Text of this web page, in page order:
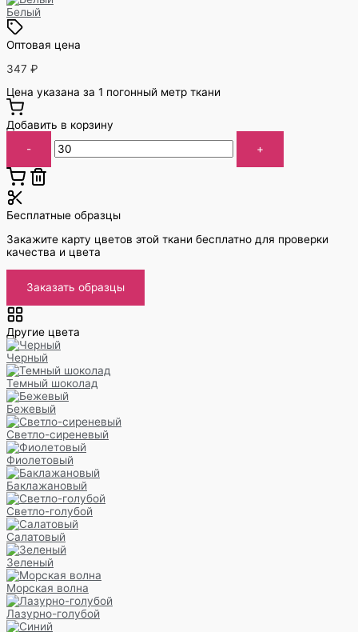
Белый
Оптовая цена
347 ₽
Цена указана за 1 погонный метр ткани
Добавить в корзину
-
+
Бесплатные образцы
Закажите карту цветов этой ткани бесплатно для проверки
качества и цвета
Заказать образцы
Другие цвета
Черный
Темный шоколад
Бежевый
Светло-сиреневый
Фиолетовый
Баклажановый
Светло-голубой
Салатовый
Зеленый
Морская волна
Лазурно-голубой